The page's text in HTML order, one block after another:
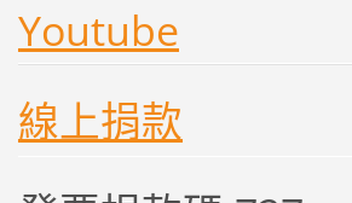
Youtube
線上捐款